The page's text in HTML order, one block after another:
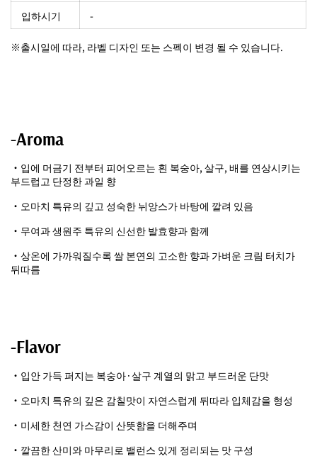
입하시기
-
※출시일에 따라, 라벨 디자인 또는 스펙이 변경 될 수 있습니다.
-Aroma
・입에 머금기 전부터 피어오르는 흰 복숭아, 살구, 배를 연상시키는
부드럽고 단정한 과일 향
・오마치 특유의 깊고 성숙한 뉘앙스가 바탕에 깔려 있음
・무여과 생원주 특유의 신선한 발효향과 함께
・상온에 가까워질수록 쌀 본연의 고소한 향과 가벼운 크림 터치가
뒤따름
-Flavor
・입안 가득 퍼지는 복숭아·살구 계열의 맑고 부드러운 단맛
・오마치 특유의 깊은 감칠맛이 자연스럽게 뒤따라 입체감을 형성
・미세한 천연 가스감이 산뜻함을 더해주며
・깔끔한 산미와 마무리로 밸런스 있게 정리되는 맛 구성